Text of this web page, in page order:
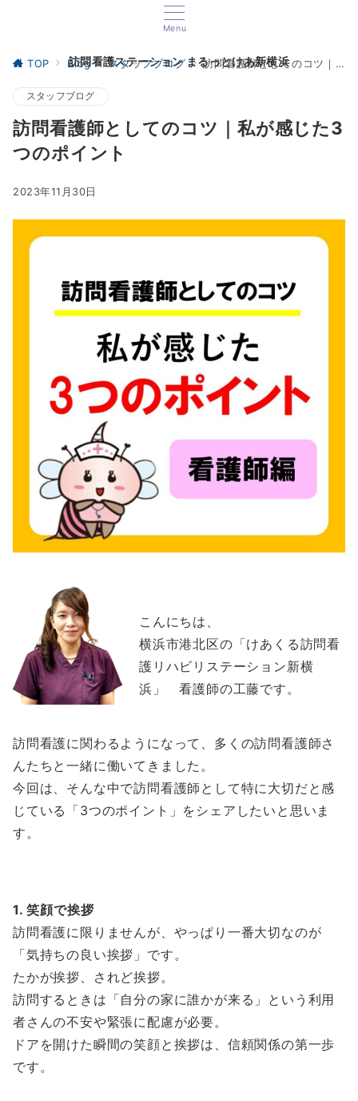
Menu
訪問看護ステーション まるっとけあ新横浜
TOP Blog スタッフブログ 訪問看護師としてのコツ｜私が感じた3つのポイント
スタッフブログ
訪問看護師としてのコツ｜私が感じた3
つのポイント
2023年11月30日
こんにちは、
横浜市港北区の「けあくる訪問看
護リハビリステーション新横
浜」 看護師の工藤です。
訪問看護に関わるようになって、多くの訪問看護師さ
んたちと一緒に働いてきました。
今回は、そんな中で訪問看護師として特に大切だと感
じている「3つのポイント」をシェアしたいと思いま
す。
1. 笑顔で挨拶
訪問看護に限りませんが、やっぱり一番大切なのが
「気持ちの良い挨拶」です。
たかが挨拶、されど挨拶。
訪問するときは「自分の家に誰かが来る」という利用
者さんの不安や緊張に配慮が必要。
ドアを開けた瞬間の笑顔と挨拶は、信頼関係の第一歩
です。